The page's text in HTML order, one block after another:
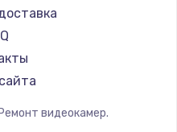
видеокамер.